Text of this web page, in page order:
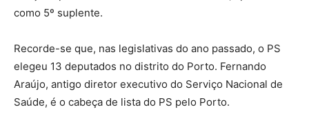
como 5º suplente.
Recorde-se que, nas legislativas do ano passado, o PS
elegeu 13 deputados no distrito do Porto. Fernando
Araújo, antigo diretor executivo do Serviço Nacional de
Saúde, é o cabeça de lista do PS pelo Porto.